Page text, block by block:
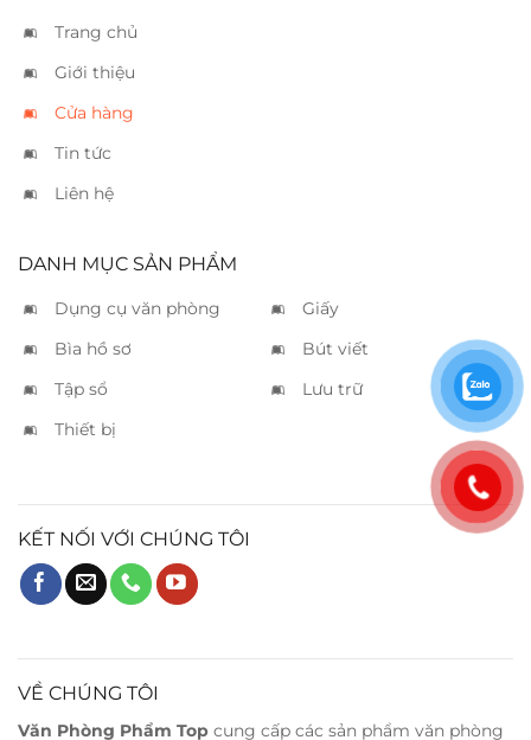
Trang chủ
Giới thiệu
Cửa hàng
Tin tức
Liên hệ
DANH MỤC SẢN PHẨM
Dụng cụ văn phòng
Giấy
Bìa hồ sơ
Bút viết
Tập sổ
Lưu trữ
Thiết bị
KẾT NỐI VỚI CHÚNG TÔI
VỀ CHÚNG TÔI
Văn Phòng Phẩm Top cung cấp các sản phẩm văn phòng